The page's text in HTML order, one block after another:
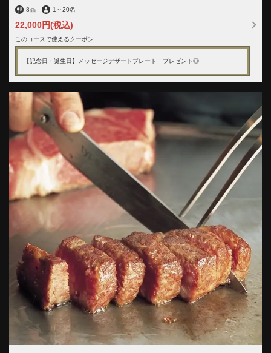
8品 1 ～20名
22,000円(税込)
このコースで使えるクーポン
【記念日・誕生日】メッセージデザートプレート プレゼント◎